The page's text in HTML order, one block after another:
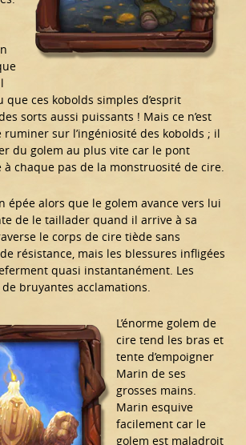
que ces kobolds simples d’esprit
sorts aussi puissants ! Mais ce n’est
ruminer sur l’ingéniosité des kobolds ; il
du golem au plus vite car le pont
chaque pas de la monstruosité de cire.
épée alors que le golem avance vers lui
de le taillader quand il arrive à sa
le corps de cire tiède sans
résistance, mais les blessures infligées
quasi instantanément. Les
bruyantes acclamations.
L’énorme golem de
cire tend les bras et
tente d’empoigner
Marin de ses
grosses mains.
Marin esquive
facilement car le
golem est maladroit